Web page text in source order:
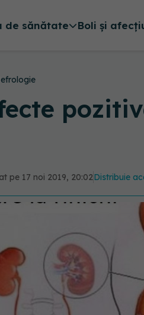
de sănătate Boli și
pe 17 noi 2019, 20:02Distribuie